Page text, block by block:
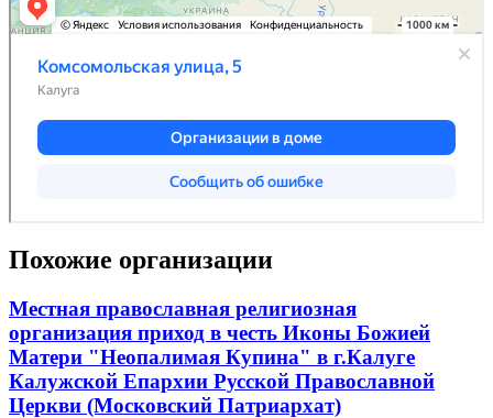
Похожие организации
Местная православная религиозная
организация приход в честь Иконы Божией
Матери "Неопалимая Купина" в г.Калуге
Калужской Епархии Русской Православной
Церкви (Московский Патриархат)